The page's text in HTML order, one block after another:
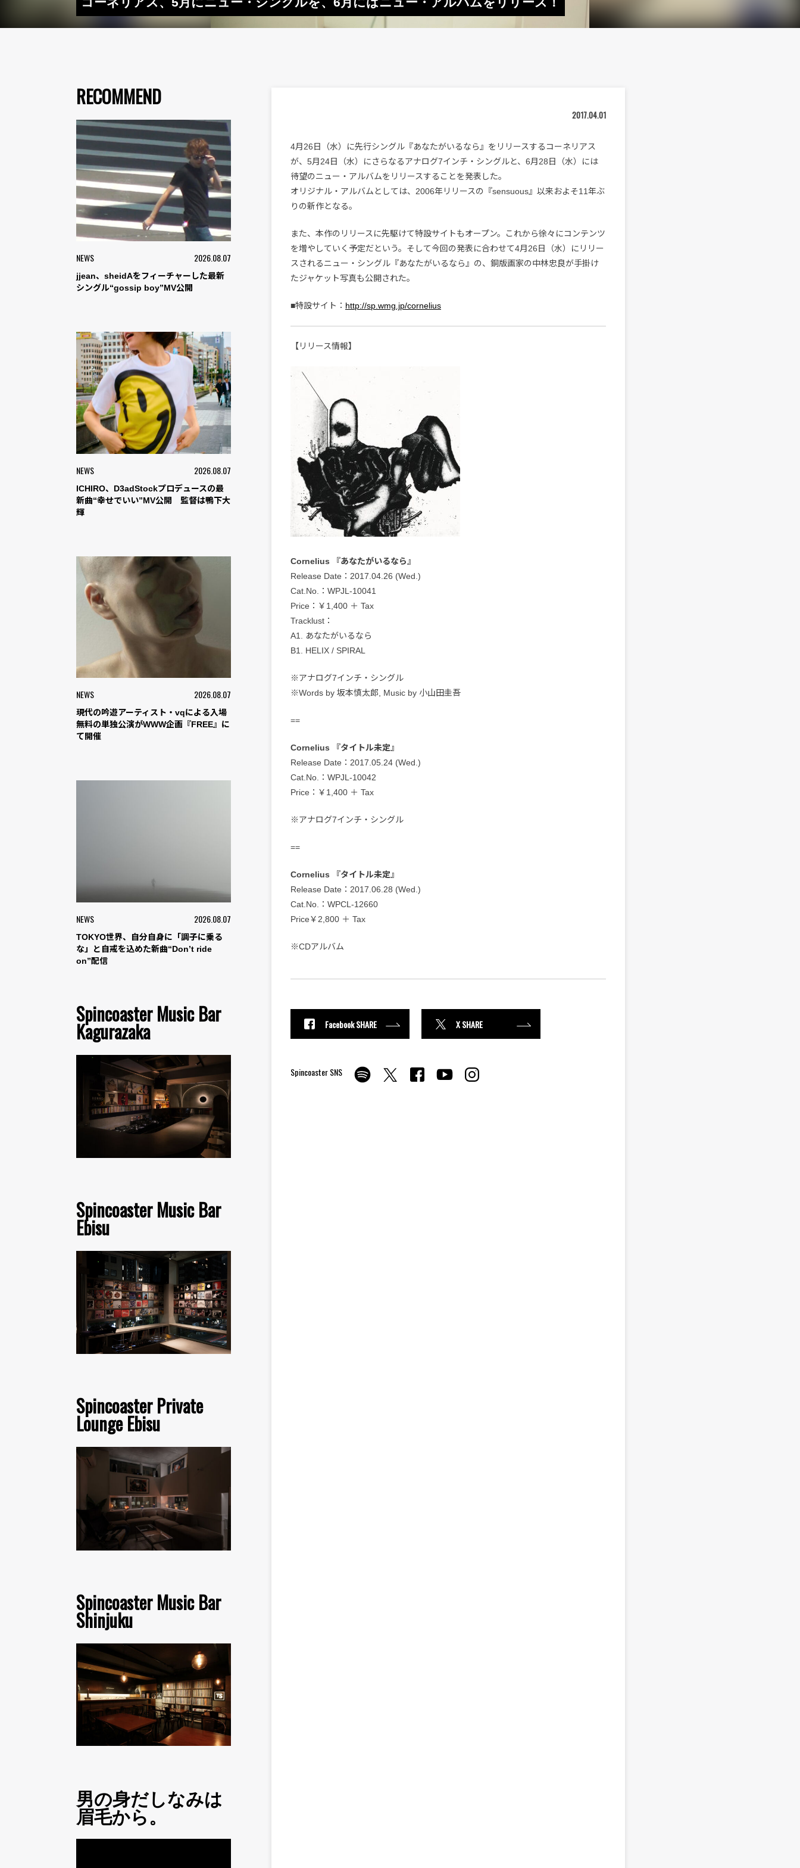
RECOMMEND
NEWS 2026.08.07
jjean、sheidAをフィーチャーした最新
シングル“gossip boy”MV公開
NEWS 2026.08.07
ICHIRO、D3adStockプロデュースの最
新曲“幸せでいい”MV公開 監督は鴨下大
輝
NEWS 2026.08.07
現代の吟遊アーティスト・vqによる入場
無料の単独公演がWWW企画『FREE』に
て開催
NEWS 2026.08.07
TOKYO世界、自分自身に「調子に乗る
な」と自戒を込めた新曲“Don’t ride
on”配信
Spincoaster Music Bar
Kagurazaka
Spincoaster Music Bar
Ebisu
Spincoaster Private
Lounge Ebisu
Spincoaster Music Bar
Shinjuku
男の身だしなみは
眉毛から。
2017.04.01
4月26日（水）に先行シングル『あなたがいるなら』をリリースするコーネリアス
が、5月24日（水）にさらなるアナログ7インチ・シングルと、6月28日（水）には
待望のニュー・アルバムをリリースすることを発表した。
オリジナル・アルバムとしては、2006年リリースの『sensuous』以来およそ11年ぶ
りの新作となる。
また、本作のリリースに先駆けて特設サイトもオープン。これから徐々にコンテンツ
を増やしていく予定だという。そして今回の発表に合わせて4月26日（水）にリリー
スされるニュー・シングル『あなたがいるなら』の、銅版画家の中林忠良が手掛け
たジャケット写真も公開された。
■特設サイト： http://sp.wmg.jp/cornelius
【リリース情報】
Cornelius 『あなたがいるなら』
Release Date：2017.04.26 (Wed.)
Cat.No.：WPJL-10041
Price：￥1,400 ＋ Tax
Tracklust：
A1. あなたがいるなら
B1. HELIX / SPIRAL
※アナログ7インチ・シングル
※Words by 坂本慎太郎, Music by 小山田圭吾
==
Cornelius 『タイトル未定』
Release Date：2017.05.24 (Wed.)
Cat.No.：WPJL-10042
Price：￥1,400 ＋ Tax
※アナログ7インチ・シングル
==
Cornelius 『タイトル未定』
Release Date：2017.06.28 (Wed.)
Cat.No.：WPCL-12660
Price￥2,800 ＋ Tax
※CDアルバム
Facebook SHARE X SHARE
Spincoaster SNS